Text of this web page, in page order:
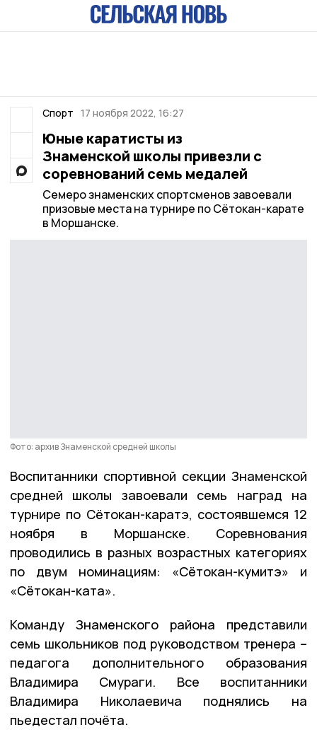
Спорт 17 ноября 2022, 16:27
Юные каратисты из
Знаменской школы привезли с
соревнований семь медалей
Семеро знаменских спортсменов завоевали
призовые места на турнире по Сётокан-карате
в Моршанске.
Фото: архив Знаменской средней школы
Воспитанники спортивной секции Знаменской
средней школы завоевали семь наград на
турнире по Сётокан-каратэ, состоявшемся 12
ноября в Моршанске. Соревнования
проводились в разных возрастных категориях
по двум номинациям: «Сётокан-кумитэ» и
«Сётокан-ката».
Команду Знаменского района представили
семь школьников под руководством тренера –
педагога дополнительного образования
Владимира Смураги. Все воспитанники
Владимира Николаевича поднялись на
пьедестал почёта.